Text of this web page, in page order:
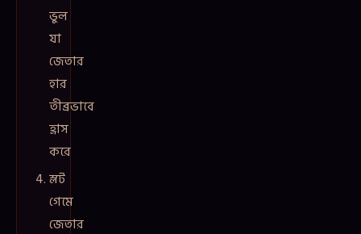
ভুল
যা
জেতার
হার
তীব্রভাবে
হ্রাস
করে
স্লট
গেমে
জেতার